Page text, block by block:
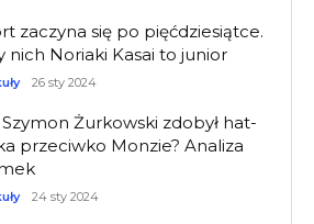
zaczyna się po pięćdziesiątce.
nich Noriaki Kasai to junior
26 sty 2024
Żurkowski zdobył hat-
przeciwko Monzie? Analiza
24 sty 2024